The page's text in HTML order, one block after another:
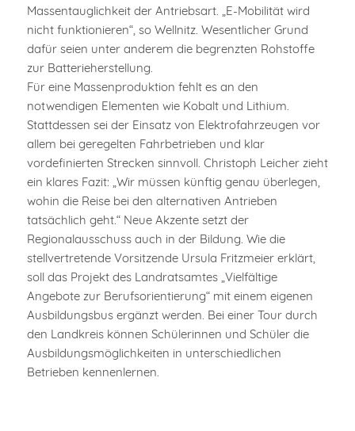
Massentauglichkeit der Antriebsart. „E-Mobilität wird
nicht funktionieren“, so Wellnitz. Wesentlicher Grund
dafür seien unter anderem die begrenzten Rohstoffe
zur Batterieherstellung.
Für eine Massenproduktion fehlt es an den
notwendigen Elementen wie Kobalt und Lithium.
Stattdessen sei der Einsatz von Elektrofahrzeugen vor
allem bei geregelten Fahrbetrieben und klar
vordefinierten Strecken sinnvoll. Christoph Leicher zieht
ein klares Fazit: „Wir müssen künftig genau überlegen,
wohin die Reise bei den alternativen Antrieben
tatsächlich geht.“ Neue Akzente setzt der
Regionalausschuss auch in der Bildung. Wie die
stellvertretende Vorsitzende Ursula Fritzmeier erklärt,
soll das Projekt des Landratsamtes „Vielfältige
Angebote zur Berufsorientierung“ mit einem eigenen
Ausbildungsbus ergänzt werden. Bei einer Tour durch
den Landkreis können Schülerinnen und Schüler die
Ausbildungsmöglichkeiten in unterschiedlichen
Betrieben kennenlernen.